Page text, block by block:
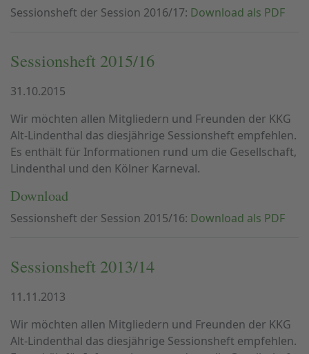
Sessionsheft der Session 2016/17: Download als PDF
Sessionsheft 2015/16
31.10.2015
Wir möchten allen Mitgliedern und Freunden der KKG
Alt-Lindenthal das diesjährige Sessionsheft empfehlen.
Es enthält für Informationen rund um die Gesellschaft,
Lindenthal und den Kölner Karneval.
Download
Sessionsheft der Session 2015/16: Download als PDF
Sessionsheft 2013/14
11.11.2013
Wir möchten allen Mitgliedern und Freunden der KKG
Alt-Lindenthal das diesjährige Sessionsheft empfehlen.